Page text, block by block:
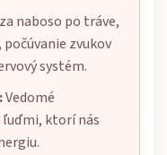
naboso po tráve,
zvukov
systém.
Vedomé
ktorí nás